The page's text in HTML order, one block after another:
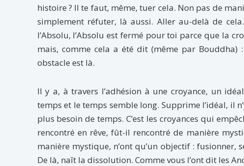
histoire ? Il te faut, même, tuer cela. Non pas de
simplement réfuter, là aussi. Aller au-delà de
l’Absolu, l’Absolu est fermé pour toi parce que la
mais, comme cela a été dit (même par
obstacle est là.
Il y a, à travers l’adhésion à une croyance, un
temps et le temps semble long. Supprime l’idéal, il
plus besoin de temps. C’est les croyances qui
rencontré en rêve, fût-il rencontré de manière
manière mystique, n’ont qu’un objectif : fusionner,
De là, naît la dissolution. Comme vous l’ont dit les